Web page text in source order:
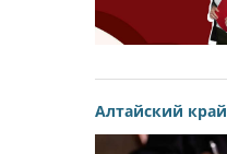
Алтайский край